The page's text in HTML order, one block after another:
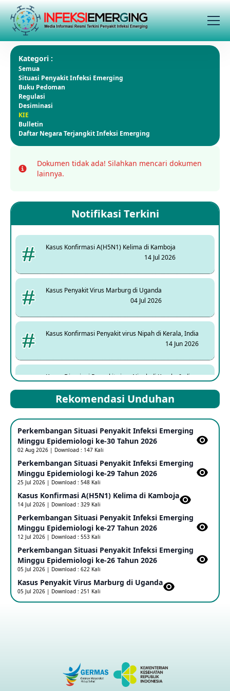
Kategori :
Semua
Situasi Penyakit Infeksi Emerging
Buku Pedoman
Regulasi
Desiminasi
KIE
Bulletin
Daftar Negara Terjangkit Infeksi Emerging
Info
Dokumen tidak ada! Silahkan mencari dokumen
lainnya.
Notifikasi Terkini
Kasus Konfirmasi A(H5N1) Kelima di Kamboja
14 Jul 2026
Kasus Penyakit Virus Marburg di Uganda
04 Jul 2026
Kasus Konfirmasi Penyakit virus Nipah di Kerala, India
14 Jun 2026
Kasus Dicurigai Penyakit virus Nipah di Kerala, India
Mpox Clade 1b di Taiwan
25 May 2026
Update Informasi PHEIC Penyakit Ebola
23 May 2026
Penetapan Outbreak Penyakit Ebola di RD Kongo dan
Uganda Sebagai PHEIC
17 May 2026
Outbreak Penyakti Ebola di RD Kongo
16 May 2026
Kasus Konfirmasi A(H5NN6) di Cina
Penyakit virus Hanta di Kapal Pesiar Keberangkatan
Rekomendasi Unduhan
Perkembangan Situasi Penyakit Infeksi Emerging
Minggu Epidemiologi ke-30 Tahun 2026
02 Aug 2026 | Download : 147 Kali
Perkembangan Situasi Penyakit Infeksi Emerging
Minggu Epidemiologi ke-29 Tahun 2026
25 Jul 2026 | Download : 548 Kali
Kasus Konfirmasi A(H5N1) Kelima di Kamboja​
14 Jul 2026 | Download : 329 Kali
Perkembangan Situasi Penyakit Infeksi Emerging
Minggu Epidemiologi ke-27 Tahun 2026
12 Jul 2026 | Download : 553 Kali
Perkembangan Situasi Penyakit Infeksi Emerging
Minggu Epidemiologi ke-26 Tahun 2026
05 Jul 2026 | Download : 622 Kali
Kasus Penyakit Virus Marburg di Uganda
05 Jul 2026 | Download : 251 Kali